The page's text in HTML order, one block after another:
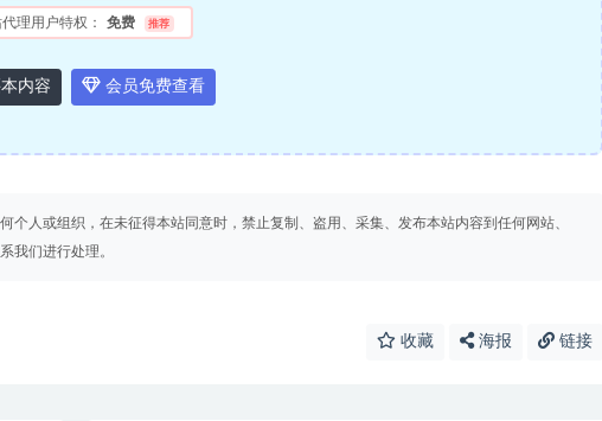
代理用户特权： 免费 推荐
内容 会员免费查看
人或组织，在未征得本站同意时，禁止复制、盗用、采集、发布本站内容到任何网站、
我们进行处理。
收藏 海报 链接